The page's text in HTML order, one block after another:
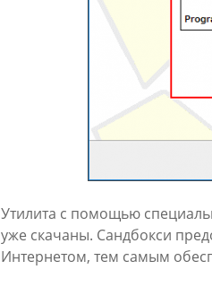
Утилита с помощью
уже скачаны. Сандбокси
Интернетом, тем самым